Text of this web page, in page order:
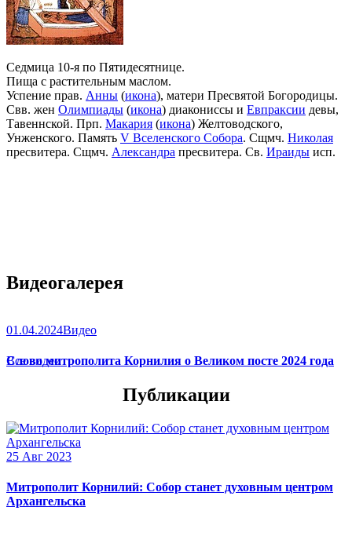
Седмица 10-я по Пятидесятнице.
Пища с растительным маслом.
Успение прав. Анны (икона), матери Пресвятой Богородицы.
Свв. жен Олимпиады (икона) диакониссы и Евпраксии девы,
Тавеннской. Прп. Макария (икона) Желтоводского,
Унженского. Память V Вселенского Собора. Сщмч. Николая
пресвитера. Сщмч. Александра пресвитера. Св. Ираиды исп.
Видеогалерея
01.04.2024Видео
Слово митрополита Корнилия о Великом посте 2024 года
Все видео
Публикации
25 Авг 2023
Митрополит Корнилий: Собор станет духовным центром
Архангельска